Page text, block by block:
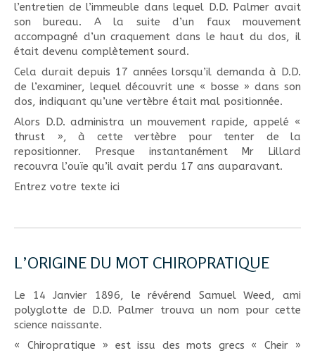
l’entretien de l’immeuble dans lequel D.D. Palmer avait
son bureau. A la suite d’un faux mouvement
accompagné d’un craquement dans le haut du dos, il
était devenu complètement sourd.
Cela durait depuis 17 années lorsqu’il demanda à D.D.
de l’examiner, lequel découvrit une « bosse » dans son
dos, indiquant qu’une vertèbre était mal positionnée.
Alors D.D. administra un mouvement rapide, appelé «
thrust », à cette vertèbre pour tenter de la
repositionner. Presque instantanément Mr Lillard
recouvra l’ouïe qu’il avait perdu 17 ans auparavant.
Entrez votre texte ici
L’ORIGINE DU MOT CHIROPRATIQUE
Le 14 Janvier 1896, le révérend Samuel Weed, ami
polyglotte de D.D. Palmer trouva un nom pour cette
science naissante.
« Chiropratique » est issu des mots grecs « Cheir »